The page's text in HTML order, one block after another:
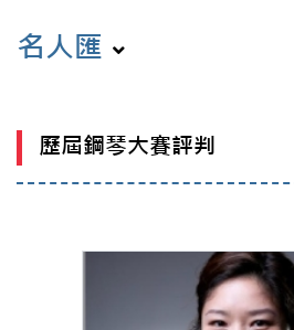
名人匯
歷屆鋼琴大賽評判